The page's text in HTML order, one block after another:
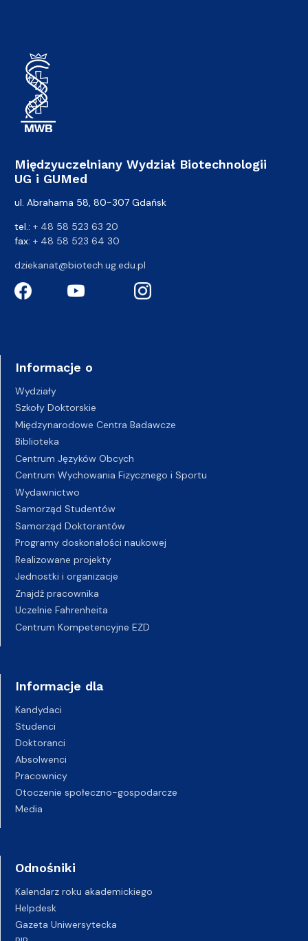
Międzyuczelniany Wydział Biotechnologii
UG i GUMed
ul. Abrahama 58, 80-307 Gdańsk
tel.: + 48 58 523 63 20
fax: + 48 58 523 64 30
dziekanat@biotech.ug.edu.pl
Informacje o
Wydziały
Szkoły Doktorskie
Międzynarodowe Centra Badawcze
Biblioteka
Centrum Języków Obcych
Centrum Wychowania Fizycznego i Sportu
Wydawnictwo
Samorząd Studentów
Samorząd Doktorantów
Programy doskonałości naukowej
Realizowane projekty
Jednostki i organizacje
Znajdź pracownika
Uczelnie Fahrenheita
Centrum Kompetencyjne EZD
Informacje dla
Kandydaci
Studenci
Doktoranci
Absolwenci
Pracownicy
Otoczenie społeczno-gospodarcze
Media
Odnośniki
Kalendarz roku akademickiego
Helpdesk
Gazeta Uniwersytecka